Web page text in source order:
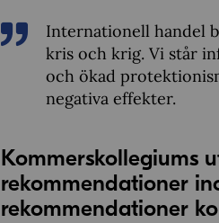
Internationell handel
kris och krig. Vi står
och ökad
negativa effekter.
Kommerskollegiums
rekommendationer
rekommendationer